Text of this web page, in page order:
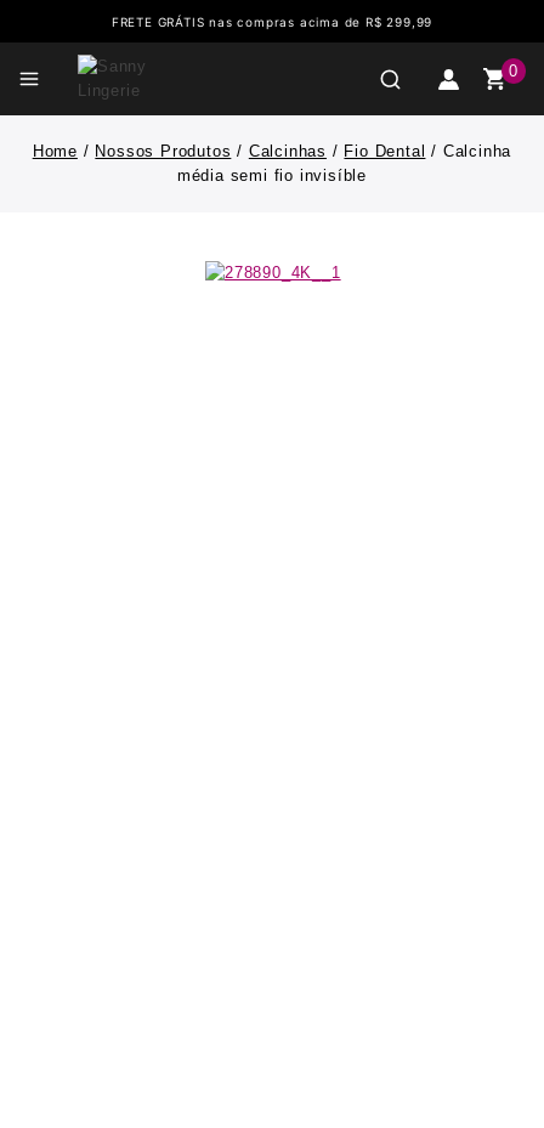
FRETE GRÁTIS nas compras acima de R$ 299,99
0
Home / Nossos Produtos / Calcinhas / Fio Dental / Calcinha
média semi fio invisíble